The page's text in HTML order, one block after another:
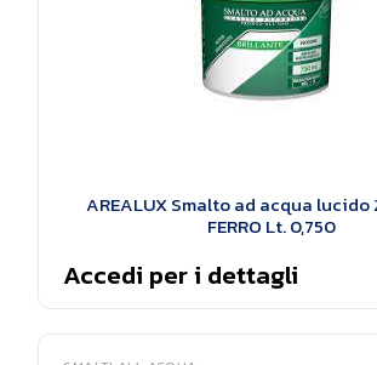
AREALUX Smalto ad acqua lucido
FERRO Lt. 0,750
Accedi per i dettagli